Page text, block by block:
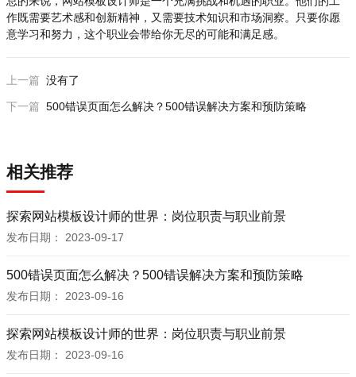
作既需要艺术感和创新精神，又需要技术知识和市场洞察。只要你愿
意学习和努力，这个职业会带给你无尽的可能和满足感。
上一篇 没有了
下一篇 500错误页面怎么解决？500错误解决方案和预防策略
相关推荐
探索网站模板设计师的世界：岗位职责与职业前景
发布日期： 2023-09-17
500错误页面怎么解决？500错误解决方案和预防策略
发布日期： 2023-09-16
探索网站模板设计师的世界：岗位职责与职业前景
发布日期： 2023-09-16